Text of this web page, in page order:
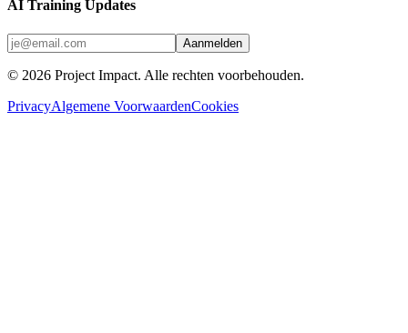
AI Training Updates
Aanmelden
© 2026 Project Impact. Alle rechten voorbehouden.
PrivacyAlgemene VoorwaardenCookies